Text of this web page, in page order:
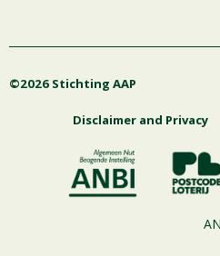
o
k
r
a
e
©2026 Stichting AAP
Disclaimer and Privacy